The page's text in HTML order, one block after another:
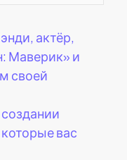
актёр,
Маверик» и
своей
создании
вас